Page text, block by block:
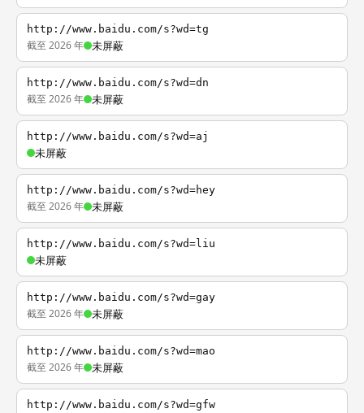
http://www.baidu.com/s?wd=tg
截至 2026 年 未屏蔽
http://www.baidu.com/s?wd=dn
截至 2026 年 未屏蔽
http://www.baidu.com/s?wd=aj
未屏蔽
http://www.baidu.com/s?wd=hey
截至 2026 年 未屏蔽
http://www.baidu.com/s?wd=liu
未屏蔽
http://www.baidu.com/s?wd=gay
截至 2026 年 未屏蔽
http://www.baidu.com/s?wd=mao
截至 2026 年 未屏蔽
http://www.baidu.com/s?wd=gfw